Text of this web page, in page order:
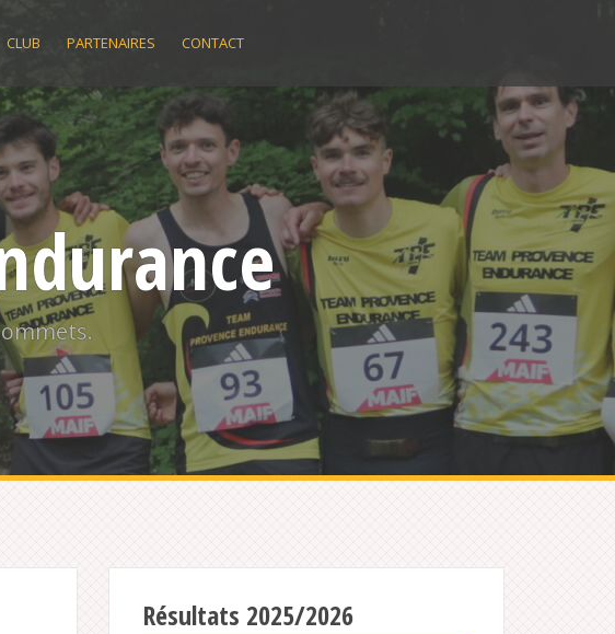
CLUB PARTENAIRES CONTACT
Résultats 2025/2026